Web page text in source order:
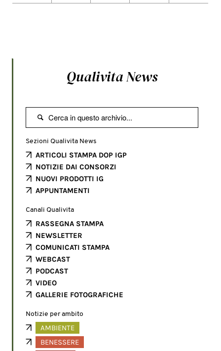
Qualivita News

Sezioni Qualivita News
ARTICOLI STAMPA DOP IGP
NOTIZIE DAI CONSORZI
NUOVI PRODOTTI IG
APPUNTAMENTI
Canali Qualivita
RASSEGNA STAMPA
NEWSLETTER
COMUNICATI STAMPA
WEBCAST
PODCAST
VIDEO
GALLERIE FOTOGRAFICHE
Notizie per ambito
AMBIENTE
BENESSERE